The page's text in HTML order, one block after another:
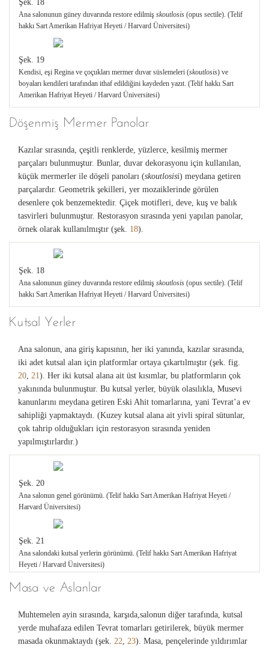
Şek. 18
Ana salonunun güney duvarında restore edilmiş skoutlosis (opus sectile). (Telif
hakkı Sart Amerikan Hafriyat Heyeti / Harvard Üniversitesi)
Şek. 19
Kendisi, eşi Regina ve çoçukları mermer duvar süslemeleri (skoutlosis) ve
boyaları kendileri tarafından ithaf edildiğini kaydeden yazıt. (Telif hakkı Sart
Amerikan Hafriyat Heyeti / Harvard Üniversitesi)
Döşenmiş Mermer Panolar
Kazılar sırasında, çeşitli renklerde, yüzlerce, kesilmiş mermer
parçaları bulunmuştur. Bunlar, duvar dekorasyonu için kullanılan,
küçük mermerler ile döşeli panoları (skoutlosisi) meydana getiren
parçalardır. Geometrik şekilleri, yer mozaiklerinde görülen
desenlere çok benzemektedir. Çiçek motifleri, deve, kuş ve balık
tasvirleri bulunmuştur. Restorasyon sırasında yeni yapılan panolar,
örnek olarak kullanılmıştır (şek. 18).
Şek. 18
Ana salonunun güney duvarında restore edilmiş skoutlosis (opus sectile). (Telif
hakkı Sart Amerikan Hafriyat Heyeti / Harvard Üniversitesi)
Kutsal Yerler
Ana salonun, ana giriş kapısının, her iki yanında, kazılar sırasında,
iki adet kutsal alan için platformlar ortaya çıkartılmıştır (şek. fig.
20, 21). Her iki kutsal alana ait üst kısımlar, bu platformların çok
yakınında bulunmuştur. Bu kutsal yerler, büyük olasılıkla, Musevi
kanunlarını meydana getiren Eski Ahit tomarlarına, yani Tevrat’a ev
sahipliği yapmaktaydı. (Kuzey kutsal alana ait yivli spiral sütunlar,
çok tahrip olduğukları için restorasyon sırasında yeniden
yapılmıştırlardır.)
Şek. 20
Ana salonun genel görünümü. (Telif hakkı Sart Amerikan Hafriyat Heyeti /
Harvard Üniversitesi)
Şek. 21
Ana salondaki kutsal yerlerin görünümü. (Telif hakkı Sart Amerikan Hafriyat
Heyeti / Harvard Üniversitesi)
Masa ve Aslanlar
Muhtemelen ayin sırasında, karşıda,salonun diğer tarafında, kutsal
yerde muhafaza edilen Tevrat tomarları getirilerek, büyük mermer
masada okunmaktaydı (şek. 22, 23). Masa, pençelerinde yıldırımlar